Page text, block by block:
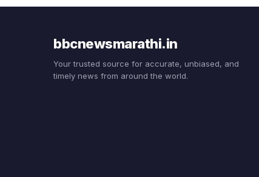
bbcnewsmarathi.in
Your trusted source for accurate, unbiased, and
timely news from around the world.